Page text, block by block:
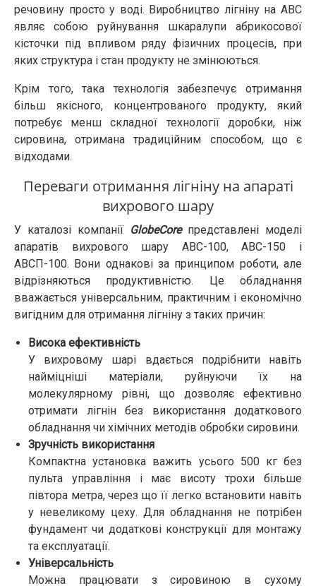
речовину просто у воді. Виробництво лігніну на АВС
являє собою руйнування шкаралупи абрикосової
кісточки під впливом ряду фізичних процесів, при
яких структура і стан продукту не змінюються.
Крім того, така технологія забезпечує отримання
більш якісного, концентрованого продукту, який
потребує менш складної технології доробки, ніж
сировина, отримана традиційним способом, що є
відходами.
Переваги отримання лігніну на апараті
вихрового шару
У каталозі компанії GlobeCoreпредставлені моделі
апаратів вихрового шару АВС-100, АВС-150 і
АВСП-100. Вони однакові за принципом роботи, але
відрізняються продуктивністю. Це обладнання
вважається універсальним, практичним і економічно
вигідним для отримання лігніну з таких причин:
Висока ефективність
У вихровому шарі вдається подрібнити навіть
найміцніші матеріали, руйнуючи їх на
молекулярному рівні, що дозволяє ефективно
отримати лігнін без використання додаткового
обладнання чи хімічних методів обробки сировини.
Зручність використання
Компактна установка важить усього 500 кг без
пульта управління і має висоту трохи більше
півтора метра, через що її легко встановити навіть
у невеликому цеху. Для обладнання не потрібен
фундамент чи додаткові конструкції для монтажу
та експлуатації.
Універсальність
Можна працювати з сировиною в сухому